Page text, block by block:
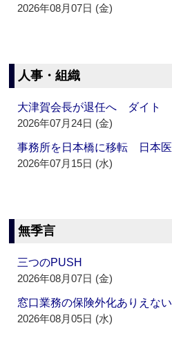
2026年08月07日 (金)
人事・組織
大津賀会長が退任へ ダイト
2026年07月24日 (金)
事務所を日本橋に移転 日本
2026年07月15日 (水)
無季言
三つのPUSH
2026年08月07日 (金)
窓口業務の保険外化ありえない
2026年08月05日 (水)